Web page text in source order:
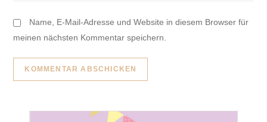
Name, E-Mail-Adresse und Website in diesem Browser für
meinen nächsten Kommentar speichern.